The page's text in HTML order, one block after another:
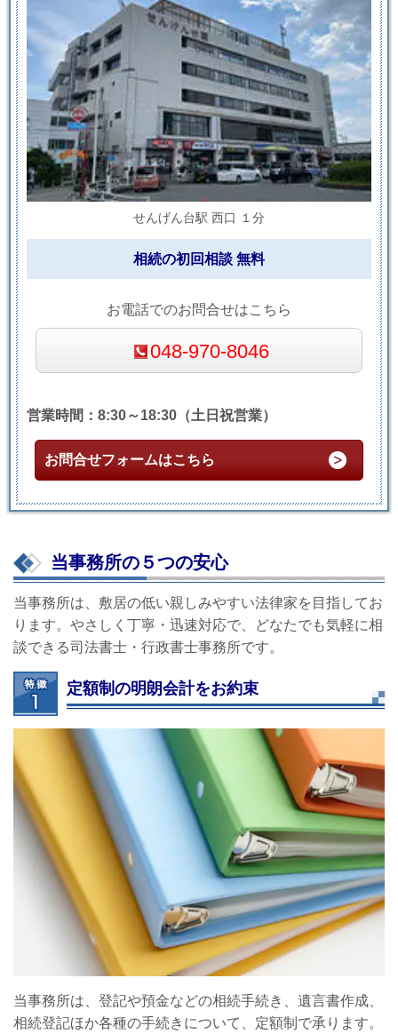
せんげん台駅 西口 １分
相続の初回相談 無料
お電話でのお問合せはこちら
048-970-8046
営業時間：8:30～18:30（土日祝営業）
お問合せフォームはこちら
当事務所の５つの安心
当事務所は、敷居の低い親しみやすい法律家を目指してお
ります。やさしく丁寧・迅速対応で、どなたでも気軽に相
談できる司法書士・行政書士事務所です。
定額制の明朗会計をお約束
当事務所は、登記や預金などの相続手続き、遺言書作成、
相続登記ほか各種の手続きについて、定額制で承ります。